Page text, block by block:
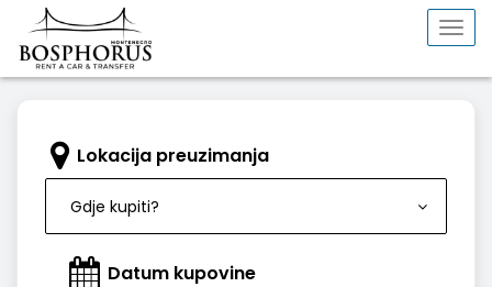
Lokacija preuzimanja
Gdje kupiti?
Datum kupovine